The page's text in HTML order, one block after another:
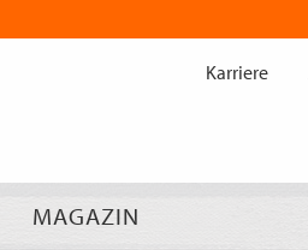
Inhalt
MAGAZIN
Karriere